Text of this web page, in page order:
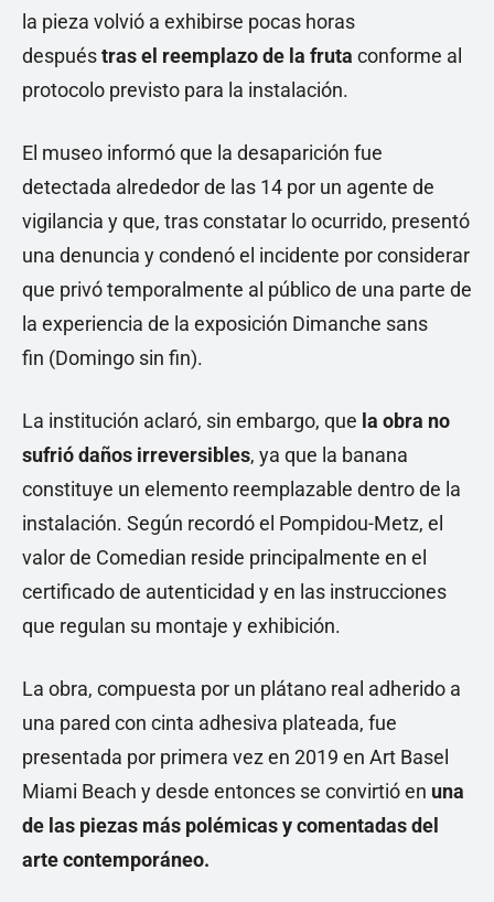
la pieza volvió a exhibirse pocas horas
despuéstras el reemplazo de la fruta conforme al
protocolo previsto para la instalación.
El museo informó que la desaparición fue
detectada alrededor de las 14 por un agente de
vigilancia y que, tras constatar lo ocurrido, presentó
una denuncia y condenó el incidente por considerar
que privó temporalmente al público de una parte de
la experiencia de la exposición Dimanche sans
fin (Domingo sin fin).
La institución aclaró, sin embargo, que la obra no
sufrió daños irreversibles, ya que la banana
constituye un elemento reemplazable dentro de la
instalación. Según recordó el Pompidou-Metz, el
valor de Comedian reside principalmente en el
certificado de autenticidad y en las instrucciones
que regulan su montaje y exhibición.
La obra, compuesta por un plátano real adherido a
una pared con cinta adhesiva plateada, fue
presentada por primera vez en 2019 en Art Basel
Miami Beach y desde entonces se convirtió en una
de las piezas más polémicas y comentadas del
arte contemporáneo.